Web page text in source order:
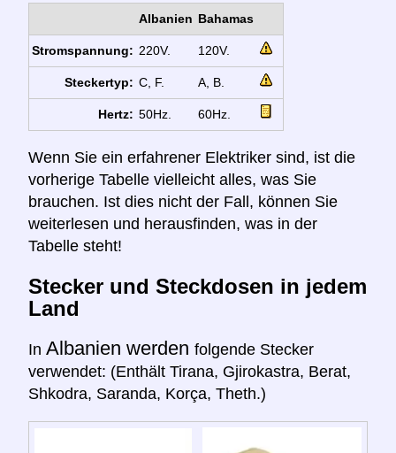
Albanien Bahamas
Stromspannung: 220V. 120V.
Steckertyp: C, F. A, B.
Hertz: 50Hz. 60Hz.
Wenn Sie ein erfahrener Elektriker sind, ist die
vorherige Tabelle vielleicht alles, was Sie
brauchen. Ist dies nicht der Fall, können Sie
weiterlesen und herausfinden, was in der
Tabelle steht!
Stecker und Steckdosen in jedem
Land
In Albanien werden folgende Stecker
verwendet: (Enthält Tirana, Gjirokastra, Berat,
Shkodra, Saranda, Korça, Theth.)